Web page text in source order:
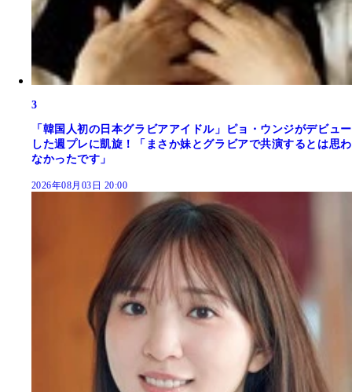
3
「韓国人初の日本グラビアアイドル」ピョ・ウンジがデビュー
した週プレに凱旋！「まさか妹とグラビアで共演するとは思わ
なかったです」
2026年08月03日 20:00